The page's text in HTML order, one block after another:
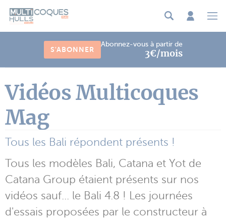
S'ABONNER
Abonnez-vous à partir de
3€/mois
Vidéos Multicoques
Mag
Tous les Bali répondent présents !
Tous les modèles Bali, Catana et Yot de
Catana Group étaient présents sur nos
vidéos sauf... le Bali 4.8 ! Les journées
d'essais proposées par le constructeur à